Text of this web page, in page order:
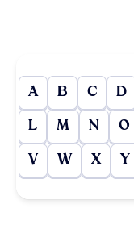
A B C D
L M N O
V W X Y